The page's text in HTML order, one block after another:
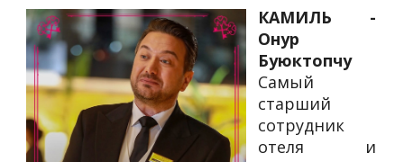
КАМИЛЬ -
Онур
Буюктопчу
Самый
старший
сотрудник
отеля и